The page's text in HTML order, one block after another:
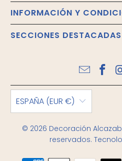
INFORMACIÓN Y
SECCIONES DESTACADAS
ESPAÑA (EUR €)
© 2026 Decoración
reservados.